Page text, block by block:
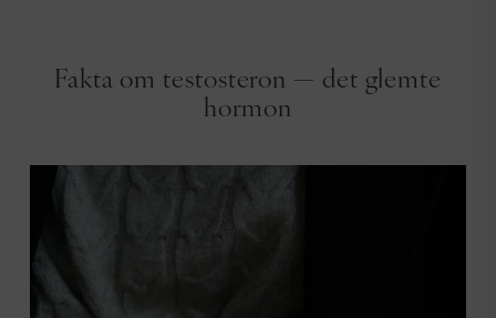
Fakta om testosteron — det glemte
hormon